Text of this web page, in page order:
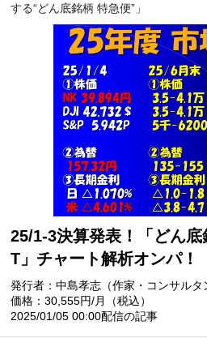
する“どん底銘柄 特急便”」
25/1-3決算発表！「どん底
T」チャート解析オンパ！
発行者：中島孝志（作家・コンサルタ
価格：30,555円/月（税込）
2025/01/05 00:00配信の記事